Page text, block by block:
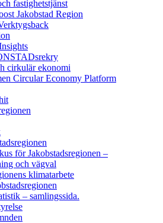
fastighetstjänst
Jakobstad Region
cirkulär ekonomi
Circular Economy Platform
för Jakobstadsregionen –
och vägval
klimatarbete
– samlingssida.